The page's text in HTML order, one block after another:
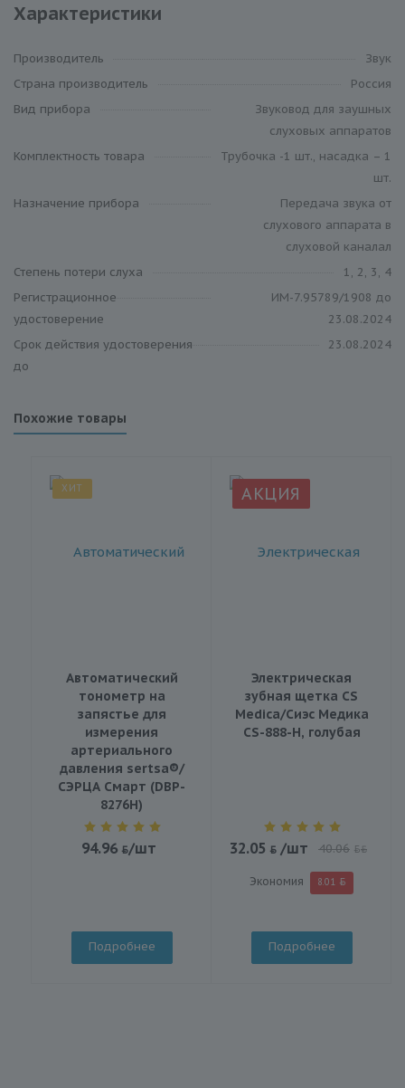
Характеристики
Производитель
Звук
Cтрана производитель
Россия
Вид прибора
Звуковод для заушных
слуховых аппаратов
Комплектность товара
Трубочка -1 шт., насадка – 1
шт.
Назначение прибора
Передача звука от
слухового аппарата в
слуховой каналал
Степень потери слуха
1, 2, 3, 4
Регистрационное
удостоверение
ИМ-7.95789/1908 до
23.08.2024
Срок действия удостоверения
до
23.08.2024
Похожие товары
ХИТ
Автоматический
тонометр на
запястье для
измерения
артериального
давления sertsa®/
СЭРЦА Смарт (DBP-
8276H)
94.96 /шт
Подробнее
АКЦИЯ
Электрическая
зубная щетка CS
Medica/Сиэс Медика
CS-888-H, голубая
32.05 /шт 40.06 BYN
Экономия 8.01
Подробнее